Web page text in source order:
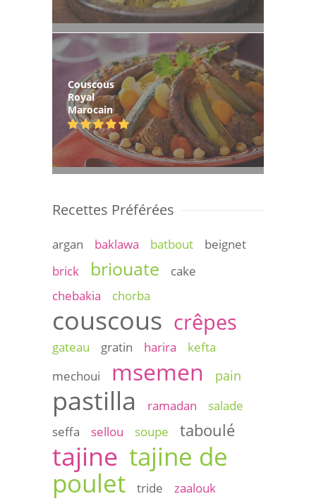
Couscous
Royal
Marocain
Recettes Préférées
argan baklawa batbout
beignet
brick
briouate
cake
chebakia
chorba
couscous crêpes
gateau gratin harira
kefta
mechoui
msemen pain
pastilla ramadan
salade
seffa
sellou soupe taboulé
tajine tajine de
poulet
tride
zaalouk